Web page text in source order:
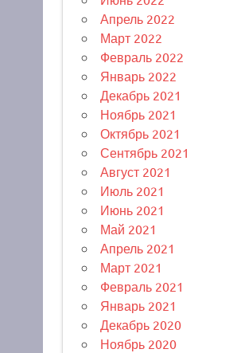
Апрель 2022
Март 2022
Февраль 2022
Январь 2022
Декабрь 2021
Ноябрь 2021
Октябрь 2021
Сентябрь 2021
Август 2021
Июль 2021
Июнь 2021
Май 2021
Апрель 2021
Март 2021
Февраль 2021
Январь 2021
Декабрь 2020
Ноябрь 2020